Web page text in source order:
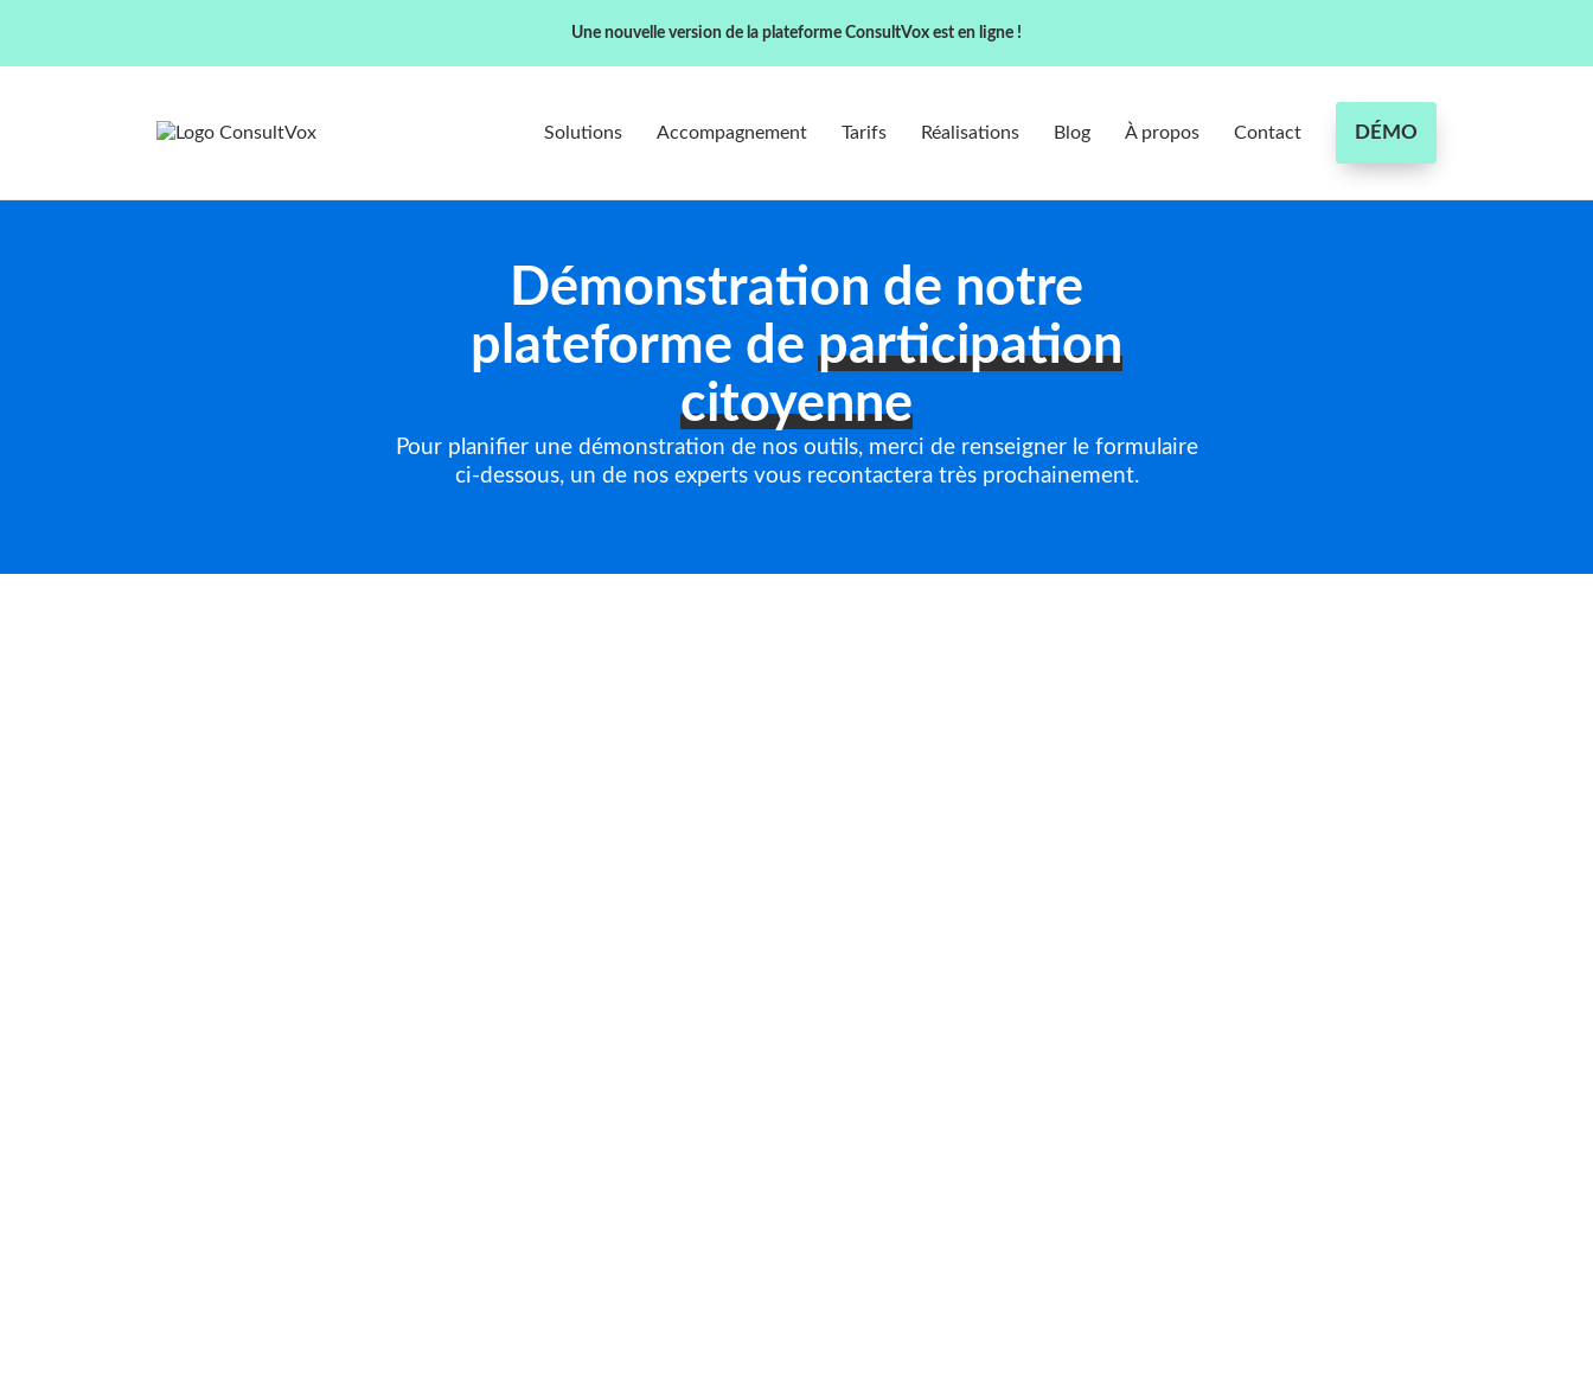
Une nouvelle version de la plateforme ConsultVox est en ligne !
Solutions Accompagnement Tarifs Réalisations Blog À propos Contact DÉMO
Démonstration de notre
plateforme de participation
citoyenne
Pour planifier une démonstration de nos outils, merci de renseigner le formulaire
ci-dessous, un de nos experts vous recontactera très prochainement.